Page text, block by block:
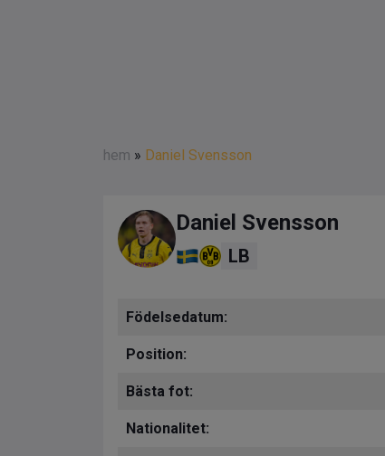
hem » Daniel Svensson
Daniel Svensson
LB
Födelsedatum:
Position:
Bästa fot:
Nationalitet: